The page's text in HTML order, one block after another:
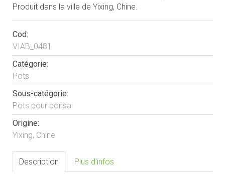
Produit dans la ville de Yixing, Chine.
Cod:
VIAB_0481
Catégorie:
Pots
Sous-catégorie:
Pots pour bonsai
Origine:
Yixing, Chine
Description Plus d'infos